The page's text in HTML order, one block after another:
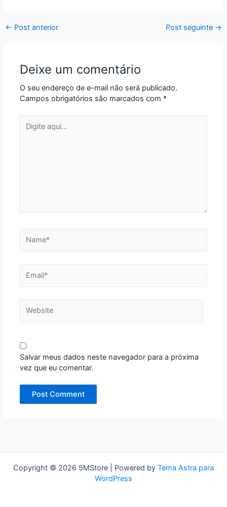
← Post anterior Post seguinte →
Deixe um comentário
O seu endereço de e-mail não será publicado.
Campos obrigatórios são marcados com *
aqui...
Salvar meus dados neste navegador para a próxima
vez que eu comentar.
Copyright © 2026 5MStore | Powered by Tema Astra para
WordPress